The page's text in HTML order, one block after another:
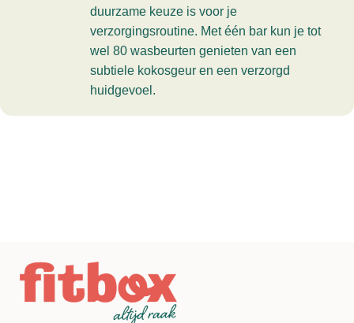
duurzame keuze is voor je
verzorgingsroutine. Met één bar kun je tot
wel 80 wasbeurten genieten van een
subtiele kokosgeur en een verzorgd
huidgevoel.